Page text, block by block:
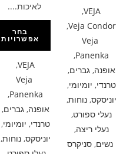
VEJA
,
Veja Condor
,
Veja
Panenka
,
אופנה,גברים,
טרנדי, יומיומי,
יוניסקס,נוחות,
נעלי ספורט,
נעלי ריצה,
נשים, סניקרס
לאיכות....
בחר
אפשרויות
VEJA
,
Veja
Panenka
,
אופנה,גברים,
טרנדי, יומיומי,
יוניסקס,נוחות,